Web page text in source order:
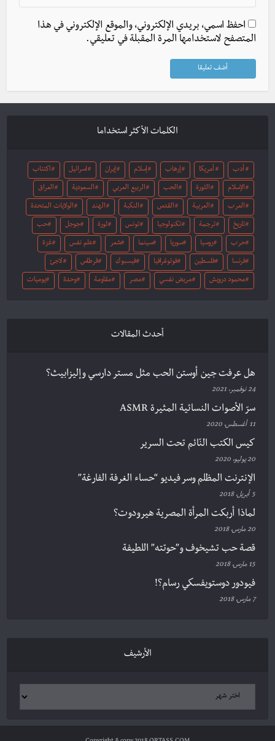
احفظ اسمي، بريدي الإلكتروني، والموقع الإلكتروني في هذا
المتصفح لاستخدامها المرة المقبلة في تعليقي.
الكلمات الأكثر استخداما
أدب أمريكا إرهاب إسلام إيران اسرائيل اكتئاب
الإسلام الثورة الحب الربيع العربي السعودية العراق
العرب العربية القدس النكبة الهند الولايات المتحدة
تاريخ ترجمة تكنولوجيا تونس ثورة جوجل حب
حرب روسيا سوريا سينما شعر علم نفس غزة
فرنسا فلسطين فوتوغرافيا فيسبوك قرطاس لاجئ
محمود درويش مريض نفسي مصر مقاومة وحدة يوميات
أحدث المقالات
هل عرفت جين أوستن الحب مثل مستر دارسي وإليزابيث؟
24 نوفمبر، 2021
سرّ الأصوات النسائية المثيرة ASMR
11 أغسطس، 2020
كيس الكتب النّائم تحت السرير
20 يوليو، 2020
الإنترنت المظلم وسر فيديو “حساء الغرفة الفارغة”
5 أبريل، 2018
لماذا أربكت المرأة المصرية هيرودوت؟
20 مارس، 2018
قصة حب تشيخوف و”حوتته” اللطيفة
15 مارس، 2018
فيودور دوستويفسكي رسام؟!
7 مارس، 2018
الأرشيف